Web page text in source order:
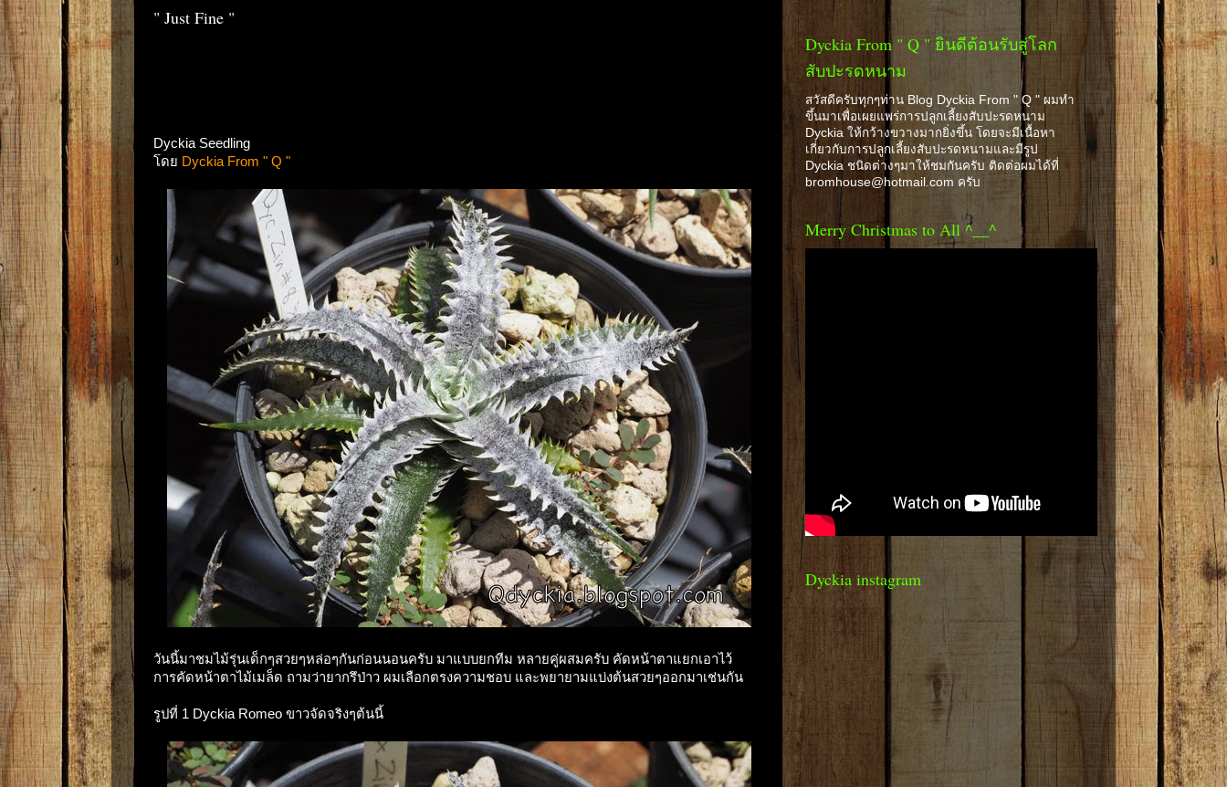
" Just Fine "
Dyckia Seedling
โดย Dyckia From " Q "
วันนี้มาชมไม้รุ่นเด็กๆสวยๆหล่อๆกันก่อนนอนครับ มาแบบยกทีม หลายคู่ผสมครับ คัดหน้าตาแยกเอาไว้
การคัดหน้าตาไม้เมล็ด ถามว่ายากรึป่าว ผมเลือกตรงความชอบ และพยายามแบ่งต้นสวยๆออกมาเช่นกัน
รูปที่ 1 Dyckia Romeo ขาวจัดจริงๆต้นนี้
Dyckia From " Q " ยินดีต้อนรับสู่โลก
สับปะรดหนาม
สวัสดีครับทุกๆท่าน Blog Dyckia From " Q " ผมทำ
ขึ้นมาเพื่อเผยแพร่การปลูกเลี้ยงสับปะรดหนาม
Dyckia ให้กว้างขวางมากยิ่งขึ้น โดยจะมีเนื้อหา
เกี่ยวกับการปลูกเลี้ยงสับปะรดหนามและมีรูป
Dyckia ชนิดต่างๆมาให้ชมกันครับ ติดต่อผมได้ที่
bromhouse@hotmail.com ครับ
Merry Christmas to All ^__^
Dyckia instagram